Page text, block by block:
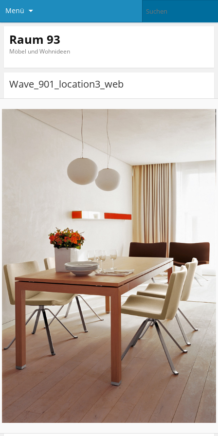
Menü
Raum 93
Möbel und Wohnideen
Wave_901_location3_web